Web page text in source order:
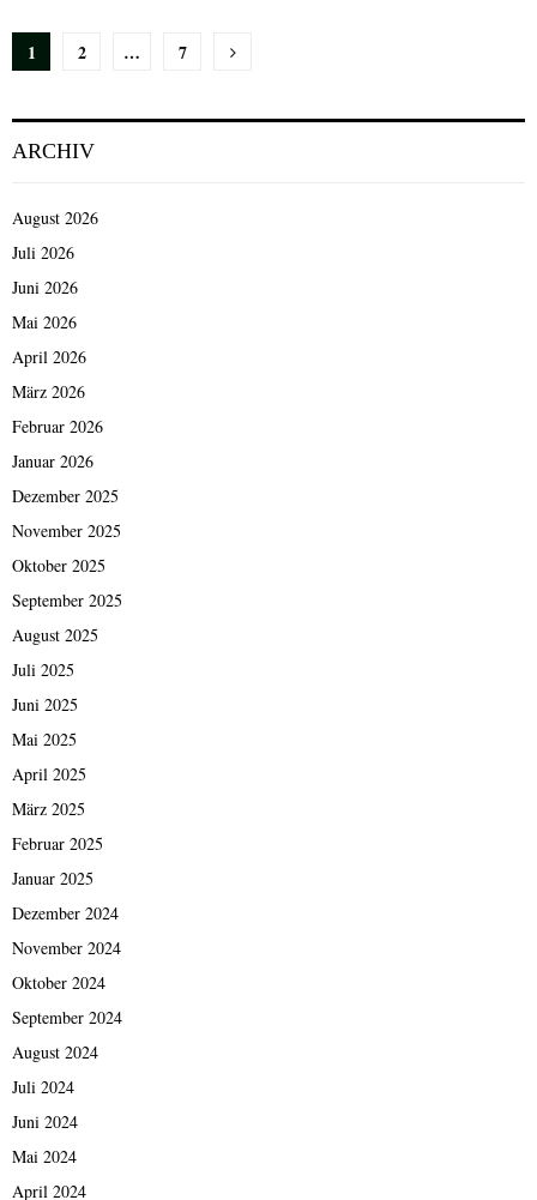
Seitennummerierung
Beiträge
1 2 … 7
ARCHIV
August 2026
Juli 2026
Juni 2026
Mai 2026
April 2026
März 2026
Februar 2026
Januar 2026
Dezember 2025
November 2025
Oktober 2025
September 2025
August 2025
Juli 2025
Juni 2025
Mai 2025
April 2025
März 2025
Februar 2025
Januar 2025
Dezember 2024
November 2024
Oktober 2024
September 2024
August 2024
Juli 2024
Juni 2024
Mai 2024
April 2024